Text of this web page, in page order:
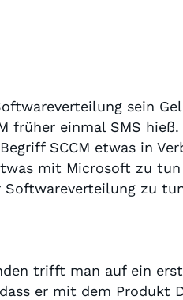
sein
früher einmal SMS
SCCM etwas in
mit Microsoft zu
zu
trifft man auf ein
er mit dem Produkt